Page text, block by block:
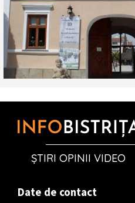
ȘTIRI OPINII VIDEO
Date de contact